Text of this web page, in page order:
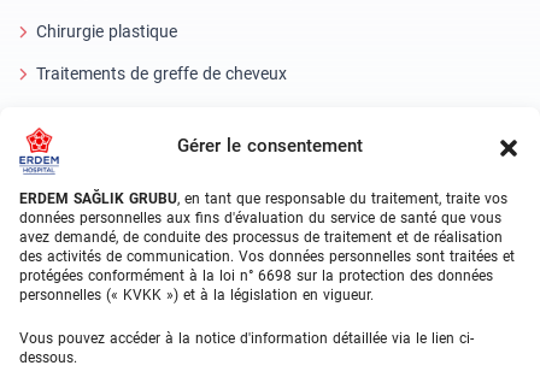
Gérer le consentement
ERDEM SAĞLIK GRUBU, en tant que responsable du traitement, traite vos
données personnelles aux fins d'évaluation du service de santé que vous
avez demandé, de conduite des processus de traitement et de réalisation
des activités de communication. Vos données personnelles sont traitées et
protégées conformément à la loi n° 6698 sur la protection des données
personnelles (« KVKK ») et à la législation en vigueur.
Vous pouvez accéder à la notice d'information détaillée via le lien ci-
dessous.
Chirurgie plastique
Traitements de greffe de cheveux
Oeil laser
About Erdem
À propos de nous
Unités médicales
Équipe médicale